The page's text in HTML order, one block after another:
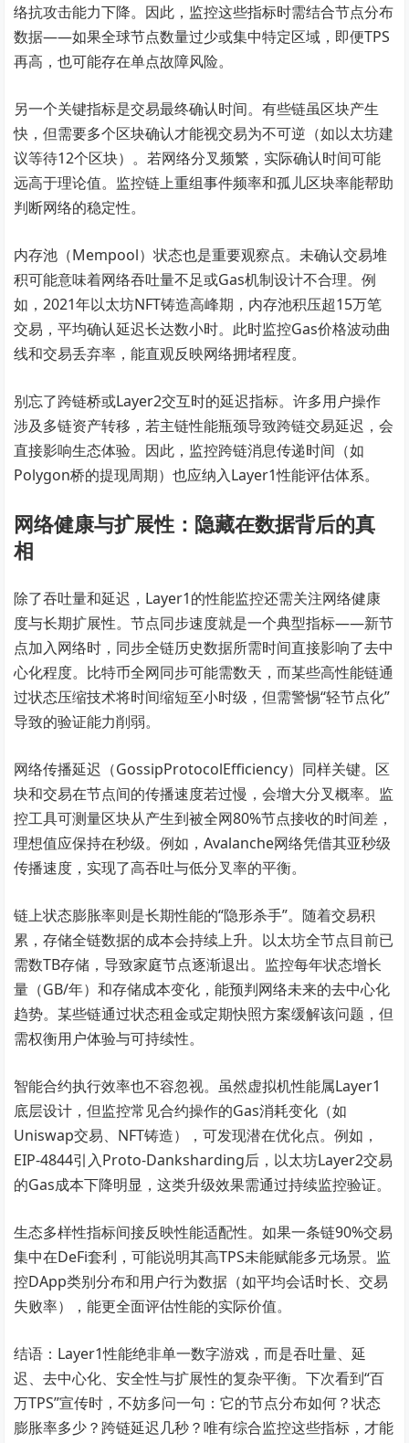
络抗攻击能力下降。因此，监控这些指标时需结合节点分布
数据——如果全球节点数量过少或集中特定区域，即便TPS
再高，也可能存在单点故障风险。
另一个关键指标是交易最终确认时间。有些链虽区块产生
快，但需要多个区块确认才能视交易为不可逆（如以太坊建
议等待12个区块）。若网络分叉频繁，实际确认时间可能
远高于理论值。监控链上重组事件频率和孤儿区块率能帮助
判断网络的稳定性。
内存池（Mempool）状态也是重要观察点。未确认交易堆
积可能意味着网络吞吐量不足或Gas机制设计不合理。例
如，2021年以太坊NFT铸造高峰期，内存池积压超15万笔
交易，平均确认延迟长达数小时。此时监控Gas价格波动曲
线和交易丢弃率，能直观反映网络拥堵程度。
别忘了跨链桥或Layer2交互时的延迟指标。许多用户操作
涉及多链资产转移，若主链性能瓶颈导致跨链交易延迟，会
直接影响生态体验。因此，监控跨链消息传递时间（如
Polygon桥的提现周期）也应纳入Layer1性能评估体系。
网络健康与扩展性：隐藏在数据背后的真
相
除了吞吐量和延迟，Layer1的性能监控还需关注网络健康
度与长期扩展性。节点同步速度就是一个典型指标——新节
点加入网络时，同步全链历史数据所需时间直接影响了去中
心化程度。比特币全网同步可能需数天，而某些高性能链通
过状态压缩技术将时间缩短至小时级，但需警惕“轻节点化”
导致的验证能力削弱。
网络传播延迟（GossipProtocolEfficiency）同样关键。区
块和交易在节点间的传播速度若过慢，会增大分叉概率。监
控工具可测量区块从产生到被全网80%节点接收的时间差，
理想值应保持在秒级。例如，Avalanche网络凭借其亚秒级
传播速度，实现了高吞吐与低分叉率的平衡。
链上状态膨胀率则是长期性能的“隐形杀手”。随着交易积
累，存储全链数据的成本会持续上升。以太坊全节点目前已
需数TB存储，导致家庭节点逐渐退出。监控每年状态增长
量（GB/年）和存储成本变化，能预判网络未来的去中心化
趋势。某些链通过状态租金或定期快照方案缓解该问题，但
需权衡用户体验与可持续性。
智能合约执行效率也不容忽视。虽然虚拟机性能属Layer1
底层设计，但监控常见合约操作的Gas消耗变化（如
Uniswap交易、NFT铸造），可发现潜在优化点。例如，
EIP-4844引入Proto-Danksharding后，以太坊Layer2交易
的Gas成本下降明显，这类升级效果需通过持续监控验证。
生态多样性指标间接反映性能适配性。如果一条链90%交易
集中在DeFi套利，可能说明其高TPS未能赋能多元场景。监
控DApp类别分布和用户行为数据（如平均会话时长、交易
失败率），能更全面评估性能的实际价值。
结语：Layer1性能绝非单一数字游戏，而是吞吐量、延
迟、去中心化、安全性与扩展性的复杂平衡。下次看到“百
万TPS”宣传时，不妨多问一句：它的节点分布如何？状态
膨胀率多少？跨链延迟几秒？唯有综合监控这些指标，才能